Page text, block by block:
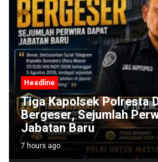
Headline
Tiga Kapolsek Polresta
Bergeser, Sejumlah
Jabatan Baru
7 hours ago